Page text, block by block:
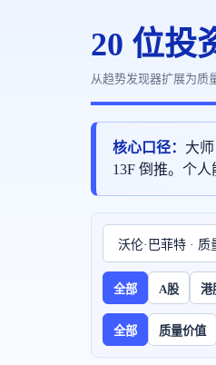
20 位投
从趋势发现器扩展为质
核心口径： 大
13F 倒推。个
全部 A股 港
全部 质量价值